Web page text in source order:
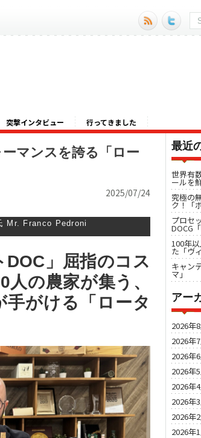
突撃インタビュー 行ってきました
マンスを誇る「ロー
2025/07/24
Mr. Franco Pedroni
」屈指のコス
人の農家が集う、
がける「ロータ
最近
世界有
ールを
究極の
ク！「
プロセ
DOCG
100年
た「ヴ
キャン
マ」
アー
2026年
2026年
2026年
2026年
2026年
2026年
2026年
2026年